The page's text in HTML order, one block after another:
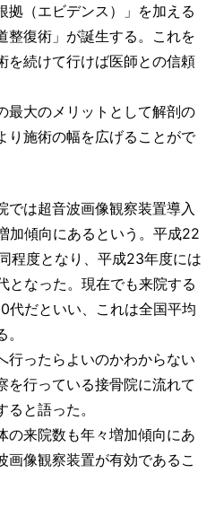
拠（エビデンス）」を加える
整復術」が誕生する。これを
を続けて行けば医師との信頼
最大のメリットとして解剖の
り施術の幅を広げることがで
では超音波画像観察装置導入
加傾向にあるという。平成22
程度となり、平成23年度には
となった。現在でも来院する
代だといい、これは全国平均
行ったらよいのかわからない
を行っている接骨院に流れて
と語った。
の来院数も年々増加傾向にあ
画像観察装置が有効であるこ